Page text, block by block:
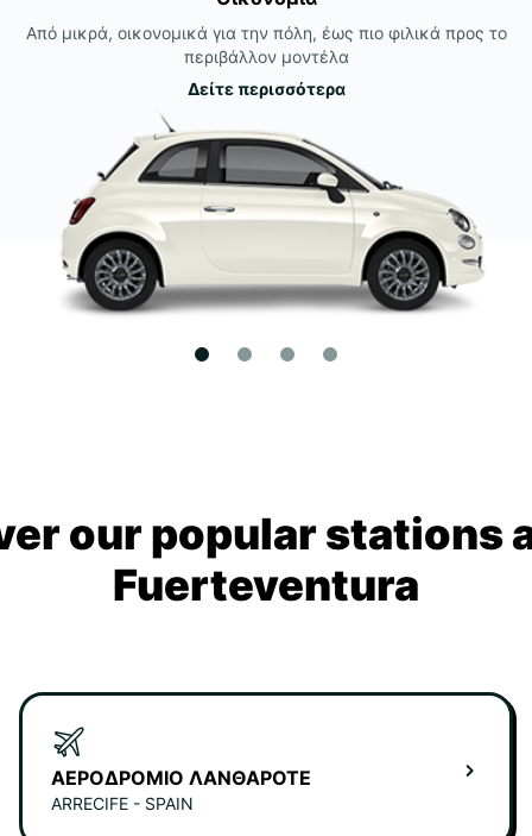
Από μικρά, οικονομικά για την πόλη, έως πιο φιλικά προς το
περιβάλλον μοντέλα
Δείτε περισσότερα
our popular stations
Fuerteventura
ΑΕΡΟΔΡΌΜΙΟ ΛΑΝΘΑΡΌΤΕ
ARRECIFE - SPAIN